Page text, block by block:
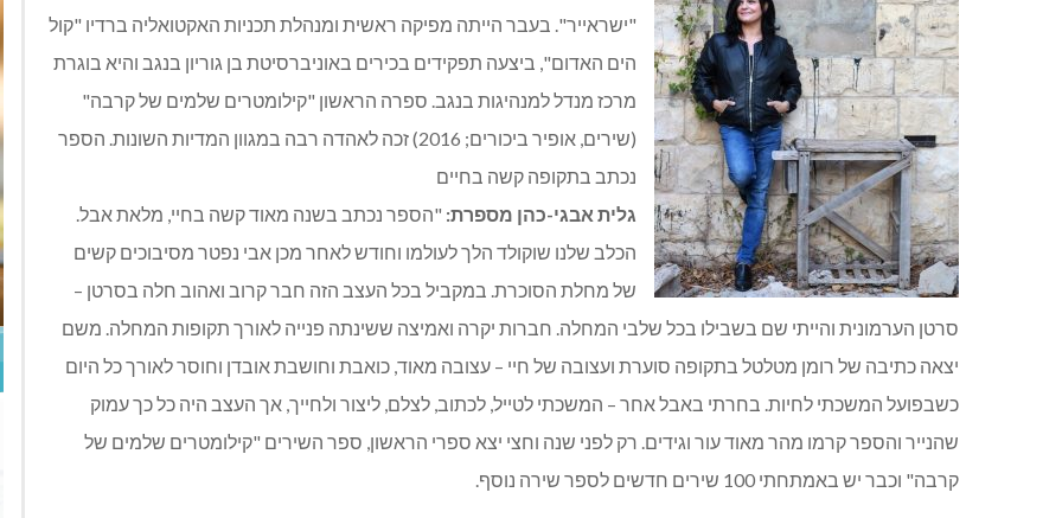
"ישראייר". בעבר הייתה מפיקה ראשית ומנהלת תכניות האקטואליה ברדיו "קול
הים האדום", ביצעה תפקידים בכירים באוניברסיטת בן גוריון בנגב והיא בוגרת
מרכז מנדל למנהיגות בנגב. ספרה הראשון "קילומטרים שלמים של קרבה"
(שירים, אופיר ביכורים; 2016) זכה לאהדה רבה במגוון המדיות השונות. הספר
נכתב בתקופה קשה בחיים
גלית אבגי-כהן מספרת: "הספר נכתב בשנה מאוד קשה בחיי, מלאת אבל.
הכלב שלנו שוקולד הלך לעולמו וחודש לאחר מכן אבי נפטר מסיבוכים קשים
של מחלת הסוכרת. במקביל בכל העצב הזה חבר קרוב ואהוב חלה בסרטן –
סרטן הערמונית והייתי שם בשבילו בכל שלבי המחלה. חברות יקרה ואמיצה ששינתה פנייה לאורך תקופות המחלה. משם
יצאה כתיבה של רומן מטלטל בתקופה סוערת ועצובה של חיי – עצובה מאוד, כואבת וחושבת אובדן וחוסר לאורך כל היום
כשבפועל המשכתי לחיות. בחרתי באבל אחר – המשכתי לטייל, לכתוב, לצלם, ליצור ולחייך, אך העצב היה כל כך עמוק
שהנייר והספר קרמו מהר מאוד עור וגידים. רק לפני שנה וחצי יצא ספרי הראשון, ספר השירים "קילומטרים שלמים של
קרבה" וכבר יש באמתחתי 100 שירים חדשים לספר שירה נוסף.